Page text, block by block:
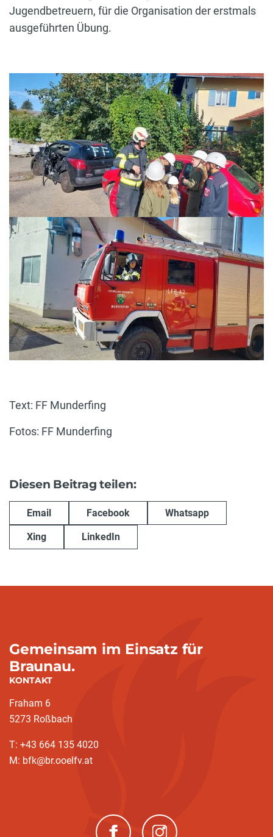
Jugendbetreuern, für die Organisation der erstmals
ausgeführten Übung.
Text: FF Munderfing
Fotos: FF Munderfing
Diesen Beitrag teilen:
Email Facebook Whatsapp
Xing LinkedIn
Gemeinsam im Einsatz für
Braunau.
KONTAKT
Fraham 6
5273 Roßbach
T: +43 664 135 4020
M: bfk@br.ooelfv.at